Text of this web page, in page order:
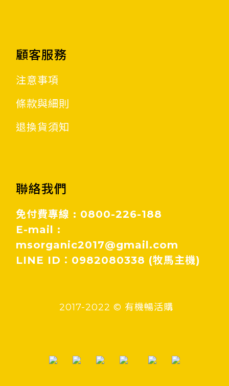
顧客服務
注意事項
條款與細則
退換貨須知
聯絡我們
免付費專線 : 0800-226-188
E-mail :
msorganic2017@gmail.com
LINE ID：0982080338 (牧馬主機)
2017-2022 © 有機暢活購